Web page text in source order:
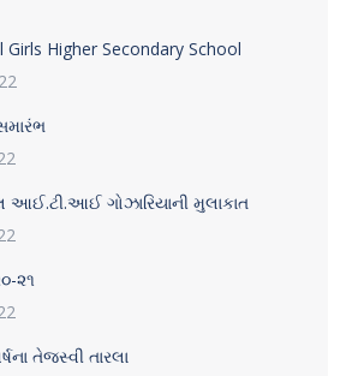
Girls Higher Secondary School
આઈ.ટી.આઈ ગોઝારિયાની મુલાકાત
૨૧
તેજસ્વી તારલા